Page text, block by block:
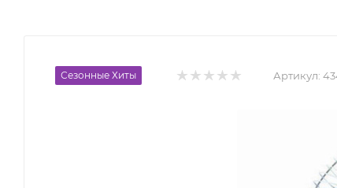
Сезонные Хиты Артикул: